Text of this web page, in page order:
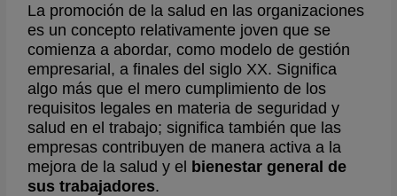
La promoción de la salud en las organizaciones
es un concepto relativamente joven que se
comienza a abordar, como modelo de gestión
empresarial, a finales del siglo XX. Significa
algo más que el mero cumplimiento de los
requisitos legales en materia de seguridad y
salud en el trabajo; significa también que las
empresas contribuyen de manera activa a la
mejora de la salud y el bienestar general de
sus trabajadores.